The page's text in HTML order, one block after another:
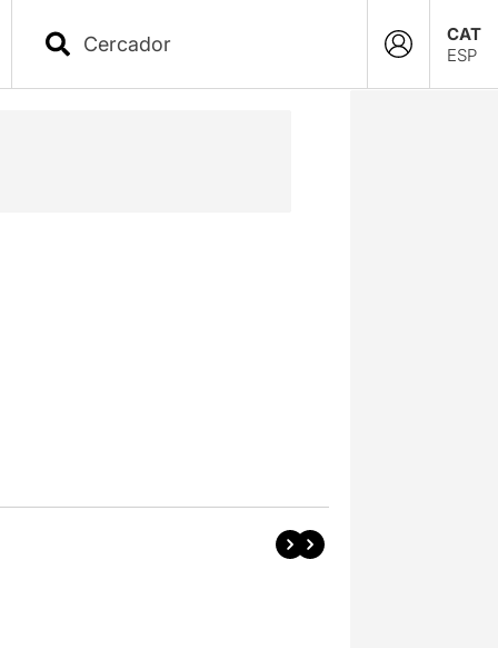
CAT
ESP